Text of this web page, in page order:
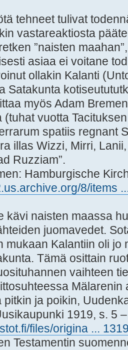
tehneet tulivat
vastareaktiosta
”naisten
asiaa ei voitane
ollakin Kalanti
Satakunta
myös Adam
(tuhat vuotta
spatiis regnant
illas Wizzi, Mirri,
Ruzziam”.
Hamburgische
8/items
kävi naisten maassa
juomavedet.
mukaan Kalantiin oli
Tämä osittain
vaihteen
Mälarenin
pitkin ja poikin,
1919, s. 5
files/origina ...
Testamentin